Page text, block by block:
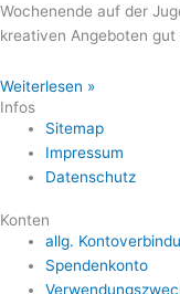
Wochenende auf der
kreativen Angeboten
Weiterlesen »
Infos
Sitemap
Impressum
Datenschutz
Konten
allg.
Spendenkonto